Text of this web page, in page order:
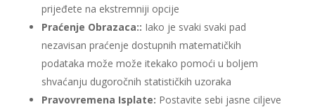
prijeđete na ekstremniji opcije
Praćenje Obrazaca:: Iako je svaki svaki pad
nezavisan praćenje dostupnih matematičkih
podataka može može itekako pomoći u boljem
shvaćanju dugoročnih statističkih uzoraka
Pravovremena Isplate: Postavite sebi jasne ciljeve